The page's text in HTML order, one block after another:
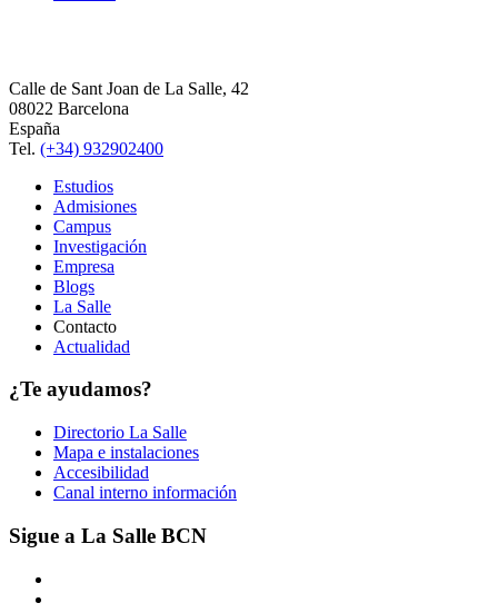
Calle de Sant Joan de La Salle, 42
08022 Barcelona
España
Tel. (+34) 932902400
Estudios
Admisiones
Campus
Investigación
Empresa
Blogs
La Salle
Contacto
Actualidad
¿Te ayudamos?
Directorio La Salle
Mapa e instalaciones
Accesibilidad
Canal interno información
Sigue a La Salle BCN